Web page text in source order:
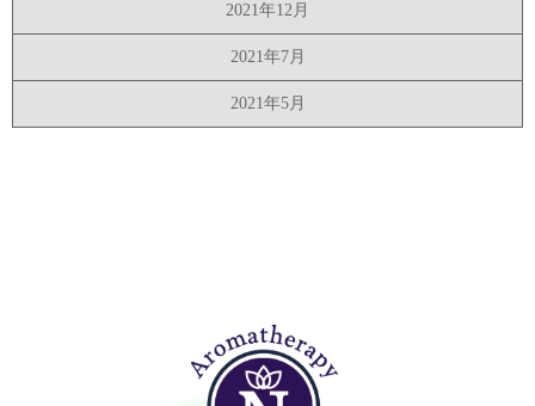
2021年12月
2021年7月
2021年5月